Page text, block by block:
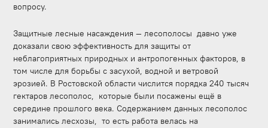
вопросу.
Защитные лесные насаждения — лесополосы давно уже
доказали свою эффективность для защиты от
неблагоприятных природных и антропогенных факторов, в
том числе для борьбы с засухой, водной и ветровой
эрозией. В Ростовской области числится порядка 240 тысяч
гектаров лесополос, которые были посажены ещё в
середине прошлого века. Содержанием данных лесополос
занимались лесхозы, то есть работа велась на